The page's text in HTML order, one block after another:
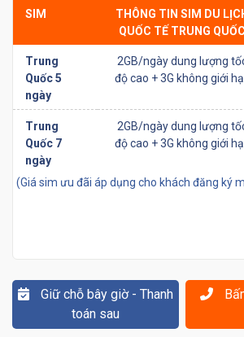
SIM
THÔNG TIN SIM DU
QUỐC TẾ TRUNG QUỐC
Trung
Quốc 5
ngày
2GB/ngày dung lượng
độ cao + 3G không giới
Trung
Quốc 7
ngày
2GB/ngày dung lượng
độ cao + 3G không giới
(Giá sim ưu đãi áp dụng cho khách đăng ký
Giữ chỗ bây giờ - Thanh
toán sau